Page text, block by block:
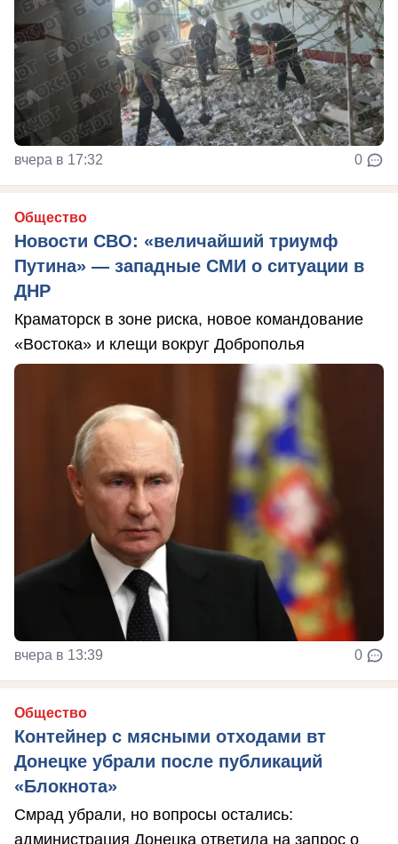
вчера в 17:32 0
Общество
Новости СВО: «величайший триумф
Путина» — западные СМИ о ситуации в
ДНР
Краматорск в зоне риска, новое командование
«Востока» и клещи вокруг Доброполья
вчера в 13:39 0
Общество
Контейнер с мясными отходами вт
Донецке убрали после публикаций
«Блокнота»
Смрад убрали, но вопросы остались:
администрация Донецка ответила на запрос о